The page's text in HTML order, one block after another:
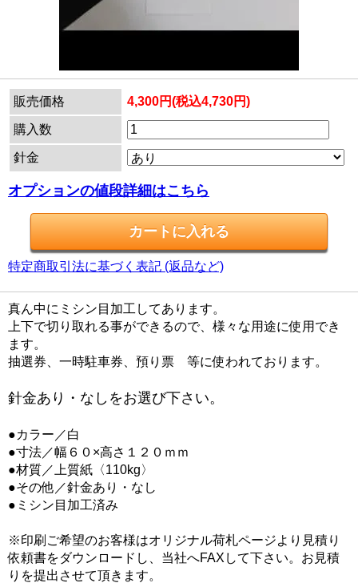
販売価格 4,300円(税込4,730円)
購入数
針金
オプションの値段詳細はこちら
特定商取引法に基づく表記 (返品など)
真ん中にミシン目加工してあります。
上下で切り取れる事ができるので、様々な用途に使用でき
ます。
抽選券、一時駐車券、預り票 等に使われております。
針金あり・なしをお選び下さい。
●カラー／白
●寸法／幅６０×高さ１２０ｍｍ
●材質／上質紙〈110kg〉
●その他／針金あり・なし
●ミシン目加工済み
※印刷ご希望のお客様はオリジナル荷札ページより見積り
依頼書をダウンロードし、当社へFAXして下さい。お見積
りを提出させて頂きます。